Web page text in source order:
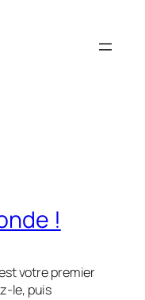
!
votre premier
le, puis